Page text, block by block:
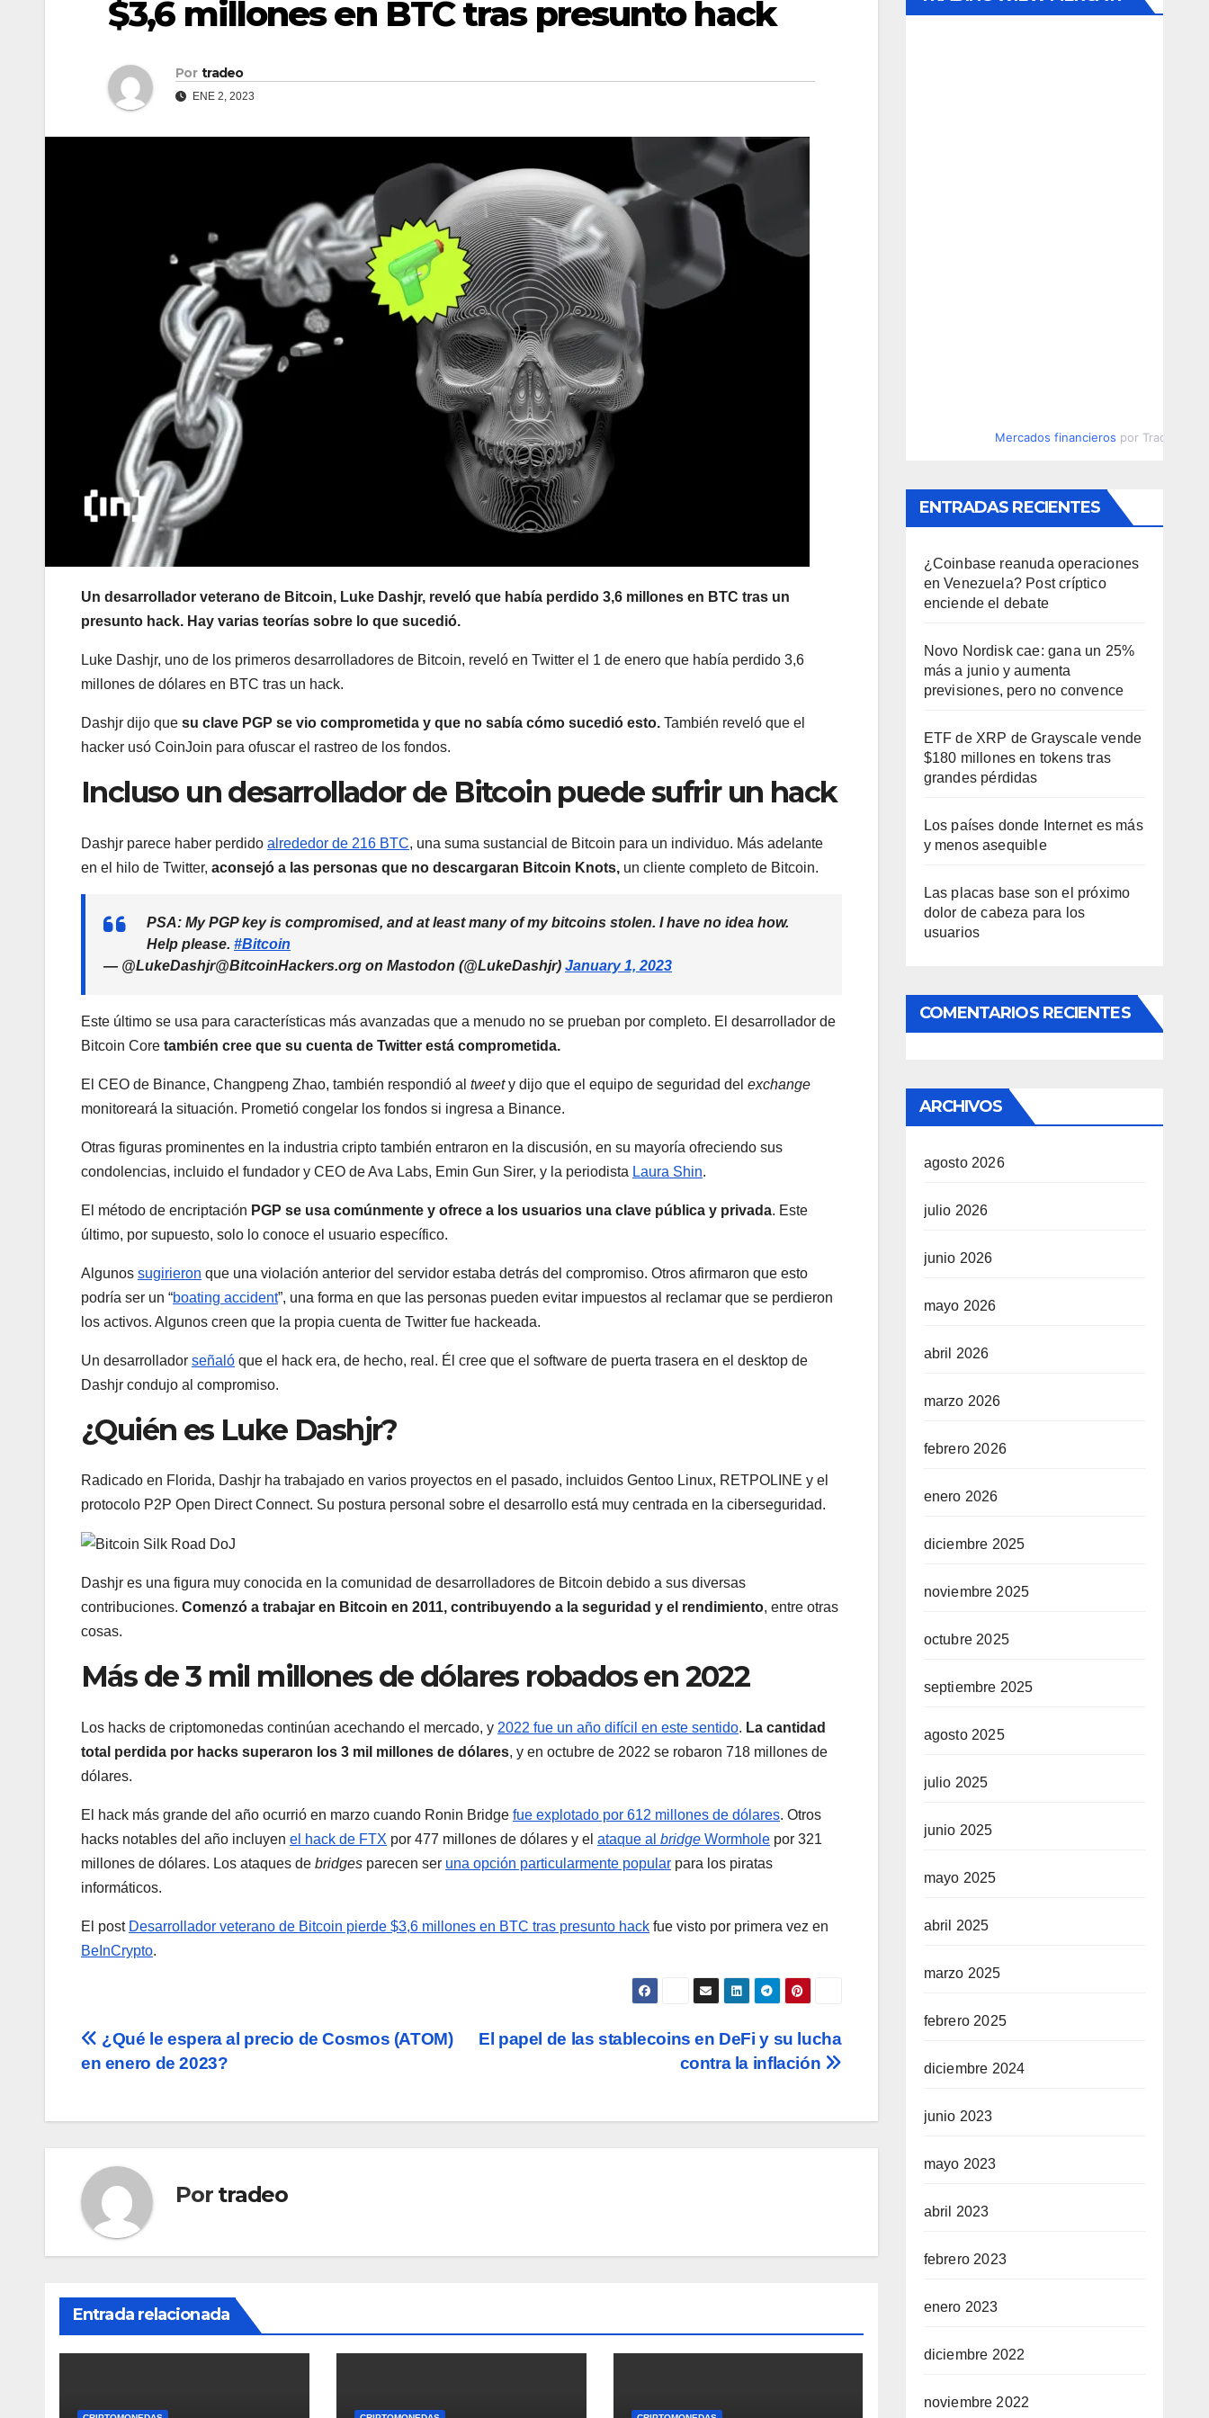
$3,6 millones en BTC tras presunto hack
Por tradeo
ENE 2, 2023
Un desarrollador veterano de Bitcoin, Luke Dashjr, reveló que había perdido 3,6 millones en BTC tras un
presunto hack. Hay varias teorías sobre lo que sucedió.
Luke Dashjr, uno de los primeros desarrolladores de Bitcoin, reveló en Twitter el 1 de enero que había perdido 3,6
millones de dólares en BTC tras un hack.
Dashjr dijo que su clave PGP se vio comprometida y que no sabía cómo sucedió esto. También reveló que el
hacker usó CoinJoin para ofuscar el rastreo de los fondos.
Incluso un desarrollador de Bitcoin puede sufrir un hack
Dashjr parece haber perdido alrededor de 216 BTC, una suma sustancial de Bitcoin para un individuo. Más adelante
en el hilo de Twitter, aconsejó a las personas que no descargaran Bitcoin Knots, un cliente completo de Bitcoin.
PSA: My PGP key is compromised, and at least many of my bitcoins stolen. I have no idea how.
Help please. #Bitcoin
— @LukeDashjr@BitcoinHackers.org on Mastodon (@LukeDashjr) January 1, 2023
Este último se usa para características más avanzadas que a menudo no se prueban por completo. El desarrollador de
Bitcoin Core también cree que su cuenta de Twitter está comprometida.
El CEO de Binance, Changpeng Zhao, también respondió al tweety dijo que el equipo de seguridad del exchange
monitoreará la situación. Prometió congelar los fondos si ingresa a Binance.
Otras figuras prominentes en la industria cripto también entraron en la discusión, en su mayoría ofreciendo sus
condolencias, incluido el fundador y CEO de Ava Labs, Emin Gun Sirer, y la periodista Laura Shin.
El método de encriptación PGP se usa comúnmente y ofrece a los usuarios una clave pública y privada. Este
último, por supuesto, solo lo conoce el usuario específico.
Algunos sugirieron que una violación anterior del servidor estaba detrás del compromiso. Otros afirmaron que esto
podría ser un “boating accident”, una forma en que las personas pueden evitar impuestos al reclamar que se perdieron
los activos. Algunos creen que la propia cuenta de Twitter fue hackeada.
Un desarrollador señaló que el hack era, de hecho, real. Él cree que el software de puerta trasera en el desktop de
Dashjr condujo al compromiso.
¿Quién es Luke Dashjr?
Radicado en Florida, Dashjr ha trabajado en varios proyectos en el pasado, incluidos Gentoo Linux, RETPOLINE y el
protocolo P2P Open Direct Connect. Su postura personal sobre el desarrollo está muy centrada en la ciberseguridad.
Dashjr es una figura muy conocida en la comunidad de desarrolladores de Bitcoin debido a sus diversas
contribuciones. Comenzó a trabajar en Bitcoin en 2011, contribuyendo a la seguridad y el rendimiento, entre otras
cosas.
Más de 3 mil millones de dólares robados en 2022
Los hacks de criptomonedas continúan acechando el mercado, y 2022 fue un año difícil en este sentido. La cantidad
total perdida por hacks superaron los 3 mil millones de dólares, y en octubre de 2022 se robaron 718 millones de
dólares.
El hack más grande del año ocurrió en marzo cuando Ronin Bridge fue explotado por 612 millones de dólares. Otros
hacks notables del año incluyen el hack de FTX por 477 millones de dólares y el ataque al bridge Wormhole por 321
millones de dólares. Los ataques de bridges parecen ser una opción particularmente popular para los piratas
informáticos.
El post Desarrollador veterano de Bitcoin pierde $3,6 millones en BTC tras presunto hack fue visto por primera vez en
BeInCrypto.
Navegación
entradas
El papel de las stablecoins en DeFi y su lucha
contra la inflación
¿Qué le espera al precio de Cosmos (ATOM)
en enero de 2023?
Por tradeo
Entrada relacionada
Mercados financieros por
ENTRADAS RECIENTES
¿Coinbase reanuda operaciones
en Venezuela? Post críptico
enciende el debate
Novo Nordisk cae: gana un 25%
más a junio y aumenta
previsiones, pero no convence
ETF de XRP de Grayscale vende
$180 millones en tokens tras
grandes pérdidas
Los países donde Internet es más
y menos asequible
Las placas base son el próximo
dolor de cabeza para los
usuarios
COMENTARIOS RECIENTES
ARCHIVOS
agosto 2026
julio 2026
junio 2026
mayo 2026
abril 2026
marzo 2026
febrero 2026
enero 2026
diciembre 2025
noviembre 2025
octubre 2025
septiembre 2025
agosto 2025
julio 2025
junio 2025
mayo 2025
abril 2025
marzo 2025
febrero 2025
diciembre 2024
junio 2023
mayo 2023
abril 2023
febrero 2023
enero 2023
diciembre 2022
noviembre 2022